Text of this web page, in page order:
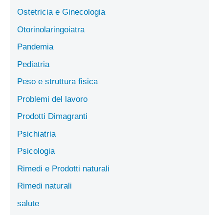
Ostetricia e Ginecologia
Otorinolaringoiatra
Pandemia
Pediatria
Peso e struttura fisica
Problemi del lavoro
Prodotti Dimagranti
Psichiatria
Psicologia
Rimedi e Prodotti naturali
Rimedi naturali
salute